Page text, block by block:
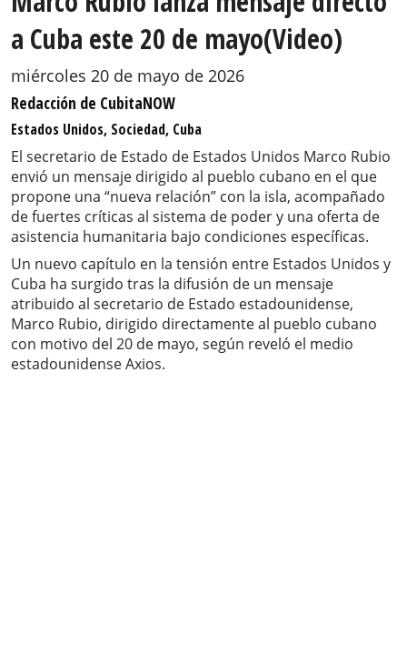
a Cuba este 20 de mayo(Video)
miércoles 20 de mayo de 2026
Redacción de CubitaNOW
Estados Unidos, Sociedad, Cuba
El secretario de Estado de Estados Unidos Marco Rubio
envió un mensaje dirigido al pueblo cubano en el que
propone una “nueva relación” con la isla, acompañado
de fuertes críticas al sistema de poder y una oferta de
asistencia humanitaria bajo condiciones específicas.
Un nuevo capítulo en la tensión entre Estados Unidos y
Cuba ha surgido tras la difusión de un mensaje
atribuido al secretario de Estado estadounidense,
Marco Rubio, dirigido directamente al pueblo cubano
con motivo del 20 de mayo, según reveló el medio
estadounidense Axios.